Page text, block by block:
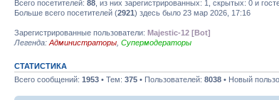
Всего посетителей: 88 , из них зарегистрированных: 1, скрытых: 0 и
Больше всего посетителей (2921) здесь было 23 мар 2026, 17:16
Зарегистрированные пользователи: Majestic-12 [Bot]
Легенда: Администраторы Супермодераторы
СТАТИСТИКА
Всего сообщений: 1953 • Тем: 375 • Пользователей: 8038 • Новый